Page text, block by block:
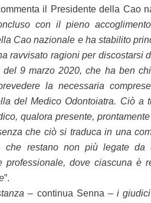
il Presidente della Cao
con il pieno
Cao nazionale e ha stabilito
ravvisato ragioni per discostarsi
del 9 marzo 2020, che ha ben
la necessaria
del Medico Odontoiatra. Ciò a
qualora presente,
che ciò si traduca in una
che restano non più legate da
professionale, dove ciascuna è
”.
– continua Senna –i